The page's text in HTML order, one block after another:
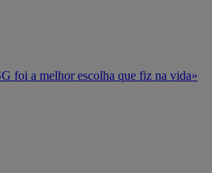
foi a melhor escolha que fiz na vida»